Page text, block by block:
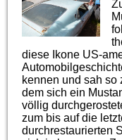
diese Ikone US-
kennen und sah so
dem sich ein
völlig
zum bis auf die
durchrestaurierten